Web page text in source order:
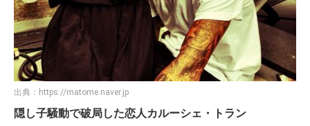
出典： https://matome.naver.jp
隠し子騒動で破局した恋人カルーシェ・トラン